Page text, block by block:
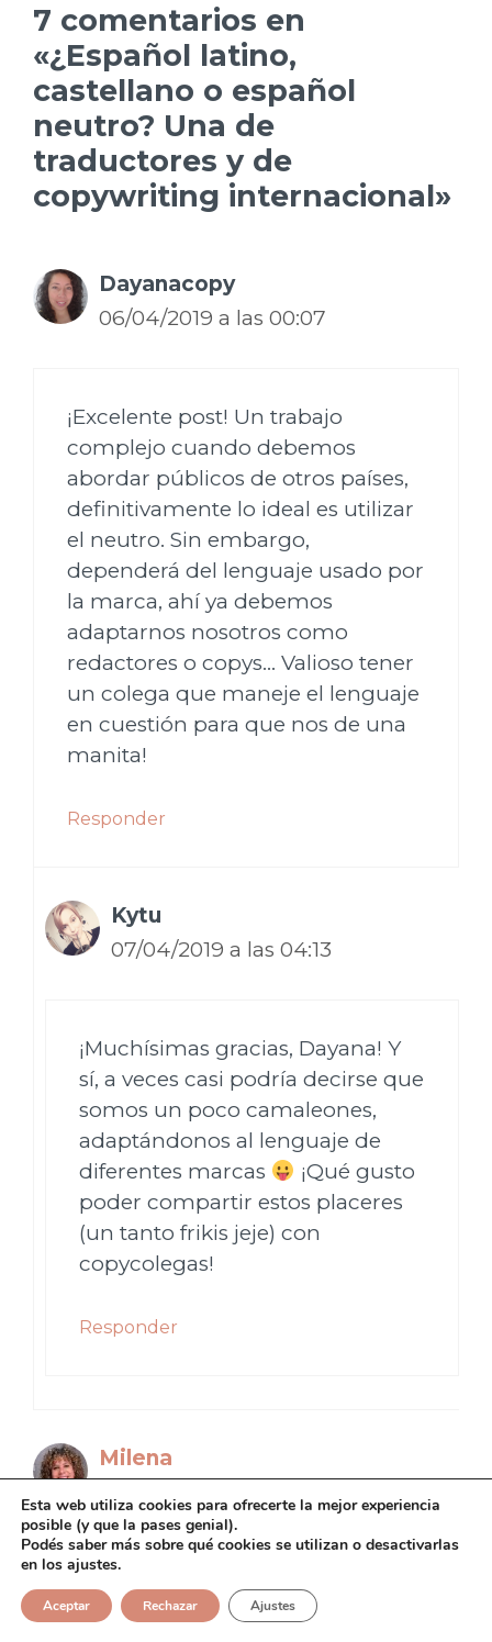
7 comentarios en
«¿Español latino,
castellano o español
neutro? Una de
traductores y de
copywriting internacional»
Dayanacopy
06/04/2019 a las 00:07
¡Excelente post! Un trabajo
complejo cuando debemos
abordar públicos de otros países,
definitivamente lo ideal es utilizar
el neutro. Sin embargo,
dependerá del lenguaje usado por
la marca, ahí ya debemos
adaptarnos nosotros como
redactores o copys… Valioso tener
un colega que maneje el lenguaje
en cuestión para que nos de una
manita!
Responder
Kytu
07/04/2019 a las 04:13
¡Muchísimas gracias, Dayana! Y
sí, a veces casi podría decirse que
somos un poco camaleones,
adaptándonos al lenguaje de
diferentes marcas
¡Qué gusto
poder compartir estos placeres
(un tanto frikis jeje) con
copycolegas!
Responder
Milena
Excelente post, Kitu. La verdad es
que nuestra variopinta cultura
Esta web utiliza cookies para ofrecerte la mejor experiencia
posible (y que la pases genial).
Podés saber más sobre qué cookies se utilizan o desactivarlas
en los ajustes.
Aceptar Rechazar Ajustes